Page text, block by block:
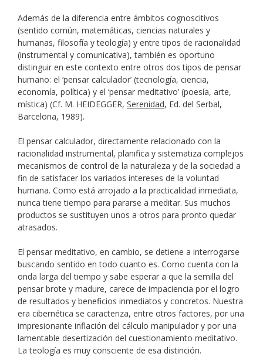
Además de la diferencia entre ámbitos cognoscitivos
(sentido común, matemáticas, ciencias naturales y
humanas, filosofía y teología) y entre tipos de racionalidad
(instrumental y comunicativa), también es oportuno
distinguir en este contexto entre otros dos tipos de pensar
humano: el ‘pensar calculador’ (tecnología, ciencia,
economía, política) y el ‘pensar meditativo’ (poesía, arte,
mística) (Cf. M. HEIDEGGER, Serenidad, Ed. del Serbal,
Barcelona, 1989).
El pensar calculador, directamente relacionado con la
racionalidad instrumental, planifica y sistematiza complejos
mecanismos de control de la naturaleza y de la sociedad a
fin de satisfacer los variados intereses de la voluntad
humana. Como está arrojado a la practicalidad inmediata,
nunca tiene tiempo para pararse a meditar. Sus muchos
productos se sustituyen unos a otros para pronto quedar
atrasados.
El pensar meditativo, en cambio, se detiene a interrogarse
buscando sentido en todo cuanto es. Como cuenta con la
onda larga del tiempo y sabe esperar a que la semilla del
pensar brote y madure, carece de impaciencia por el logro
de resultados y beneficios inmediatos y concretos. Nuestra
era cibernética se caracteriza, entre otros factores, por una
impresionante inflación del cálculo manipulador y por una
lamentable desertización del cuestionamiento meditativo.
La teología es muy consciente de esa distinción.